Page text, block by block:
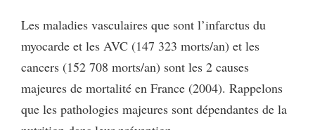
Les maladies vasculaires que sont l’infarctus du
myocarde et les AVC (147 323 morts/an) et les
cancers (152 708 morts/an) sont les 2 causes
majeures de mortalité en France (2004). Rappelons
que les pathologies majeures sont dépendantes de la